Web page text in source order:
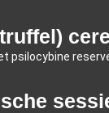
psilocybine